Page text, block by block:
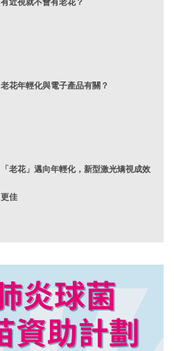
老花年輕化與電子產品有關？
「老花」邁向年輕化，新型激光矯視成效
更佳